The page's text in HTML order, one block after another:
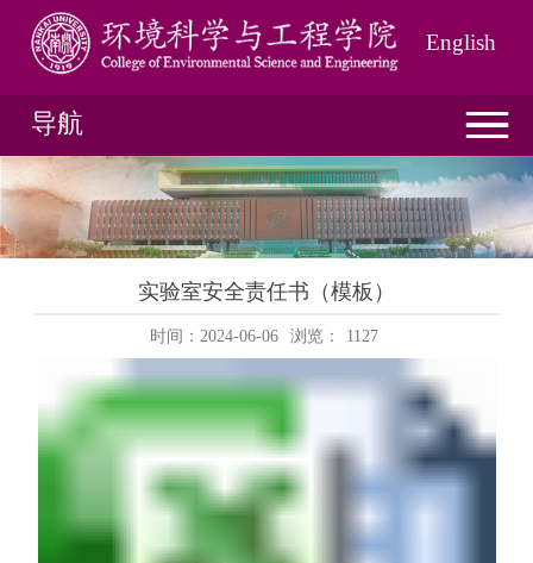
English
导航
实验室安全责任书（模板）
时间：2024-06-06 浏览： 1127